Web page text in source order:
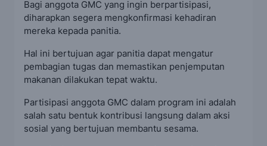
Bagi anggota GMC yang ingin berpartisipasi,
diharapkan segera mengkonfirmasi kehadiran
mereka kepada panitia.
Hal ini bertujuan agar panitia dapat mengatur
pembagian tugas dan memastikan penjemputan
makanan dilakukan tepat waktu.
Partisipasi anggota GMC dalam program ini adalah
salah satu bentuk kontribusi langsung dalam aksi
sosial yang bertujuan membantu sesama.